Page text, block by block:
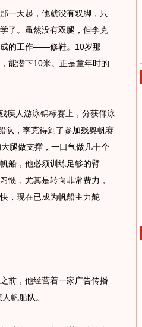
天起，他就没有双脚，只
了。虽然没有双腿，但李克
成的工作——修鞋。10岁那
能潜下10米。正是童年时的
人游泳锦标赛上，分获仰泳
队，李克得到了参加残奥帆赛
腿做支撑，一口气做几十个
船，他必须训练足够的臂
惯，尤其是转向非常费力，
，现在已成为帆船主力舵
前，他经营着一家广告传播
帆船队。